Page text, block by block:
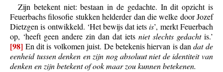
Zijn betekent niet: bestaan in de gedachte. In dit opzicht is
Feuerbachs filosofie stukken helderder dan die welke door Jozef
Dietzgen is ontwikkeld. ‘Het bewijs dat ietsis’, merkt Feuerbach
op, ‘heeft geen andere zin dan dat iets niet slechts gedachtis.’
[98] En dit is volkomen juist. De betekenis hiervan is dandat de
eenheid tussen denken en zijn nog absoluut niet de identiteit van
denken en zijn betekent of ook maar zou kunnen betekenen.